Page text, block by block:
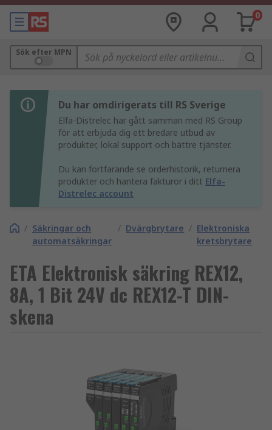
0
Sök efter MPN
Du har omdirigerats till RS Sverige
Elfa-Distrelec har gått samman med RS Group
för att erbjuda dig ett bredare utbud av
produkter, lokal support och bättre tjänster.
Du kan fortfarande se orderhistorik, returnera
produkter och hantera fakturor i ditt Elfa-
Distrelec account
/ Säkringar och
automatsäkringar
/ Dvärgbrytare / Elektroniska
kretsbrytare
ETA Elektronisk säkring REX12,
8A, 1 Bit 24V dc REX12-T DIN-
skena